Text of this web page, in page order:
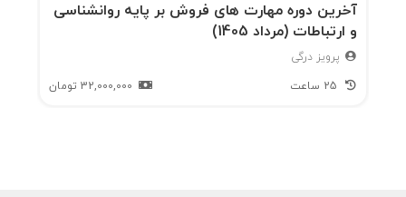
آخرین دوره مهارت های فروش بر پایه روانشناسی
و ارتباطات (مرداد 1405)
پرویز درگی
32,000,000 تومان